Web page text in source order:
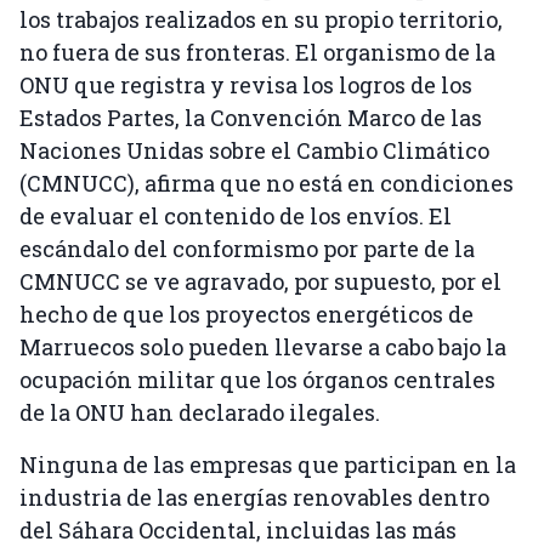
los trabajos realizados en su propio territorio,
no fuera de sus fronteras. El organismo de la
ONU que registra y revisa los logros de los
Estados Partes, la Convención Marco de las
Naciones Unidas sobre el Cambio Climático
(CMNUCC), afirma que no está en condiciones
de evaluar el contenido de los envíos. El
escándalo del conformismo por parte de la
CMNUCC se ve agravado, por supuesto, por el
hecho de que los proyectos energéticos de
Marruecos solo pueden llevarse a cabo bajo la
ocupación militar que los órganos centrales
de la ONU han declarado ilegales.
Ninguna de las empresas que participan en la
industria de las energías renovables dentro
del Sáhara Occidental, incluidas las más